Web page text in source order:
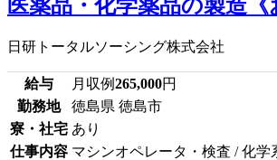
医薬品・化学薬品の製造《
日研トータルソーシング株式会社
給与 月収例265,000円
勤務地
徳島県 徳島市
寮・社宅 あり
仕事内容 マシンオペレータ・検査 / 化学